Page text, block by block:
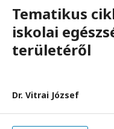
Tematikus
iskolai
területéről
Dr. Vitrai József